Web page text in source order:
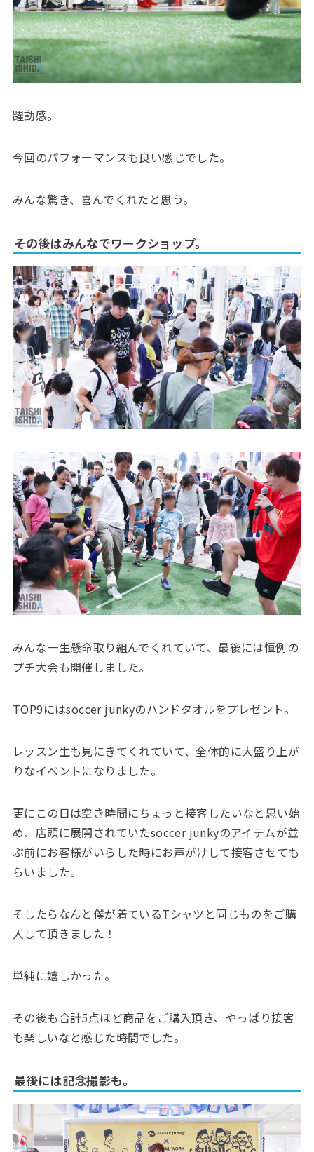
躍動感。
今回のパフォーマンスも良い感じでした。
みんな驚き、喜んでくれたと思う。
その後はみんなでワークショップ。
みんな一生懸命取り組んでくれていて、最後には恒例の
プチ大会も開催しました。
TOP9にはsoccer junkyのハンドタオルをプレゼント。
レッスン生も見にきてくれていて、全体的に大盛り上が
りなイベントになりました。
更にこの日は空き時間にちょっと接客したいなと思い始
め、店頭に展開されていたsoccer junkyのアイテムが並
ぶ前にお客様がいらした時にお声がけして接客させても
らいました。
そしたらなんと僕が着ているTシャツと同じものをご購
入して頂きました！
単純に嬉しかった。
その後も合計5点ほど商品をご購入頂き、やっぱり接客
も楽しいなと感じた時間でした。
最後には記念撮影も。